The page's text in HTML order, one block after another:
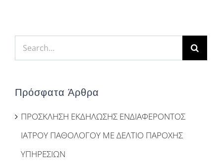
Search
for:
Πρόσφατα Άρθρα
ΠΡΟΣΚΛΗΣΗ ΕΚΔΗΛΩΣΗΣ ΕΝΔΙΑΦΕΡΟΝΤΟΣ
ΙΑΤΡΟΥ ΠΑΘΟΛΟΓΟΥ ΜΕ ΔΕΛΤΙΟ ΠΑΡΟΧΗΣ
ΥΠΗΡΕΣΙΩΝ